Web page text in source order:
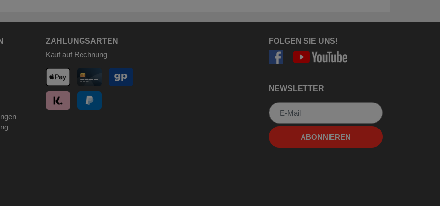
ZAHLUNGSARTEN
Kauf auf Rechnung
FOLGEN SIE UNS!
NEWSLETTER
Newsletter
ABONNIEREN